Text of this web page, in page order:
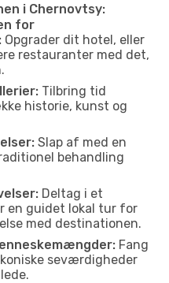
i Chernovtsy:
for
Opgrader dit hotel, eller
restauranter med det,
Tilbring tid
historie, kunst og
Slap af med en
behandling
Deltag i et
en guidet lokal tur for
med destinationen.
Fang
seværdigheder